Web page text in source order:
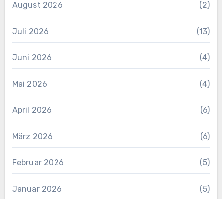
August 2026 (2)
Juli 2026 (13)
Juni 2026 (4)
Mai 2026 (4)
April 2026 (6)
März 2026 (6)
Februar 2026 (5)
Januar 2026 (5)